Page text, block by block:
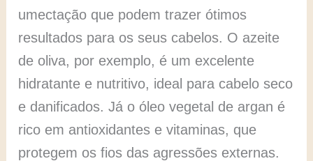
umectação que podem trazer ótimos
resultados para os seus cabelos. O azeite
de oliva, por exemplo, é um excelente
hidratante e nutritivo, ideal para cabelo seco
e danificados. Já o óleo vegetal de argan é
rico em antioxidantes e vitaminas, que
protegem os fios das agressões externas.